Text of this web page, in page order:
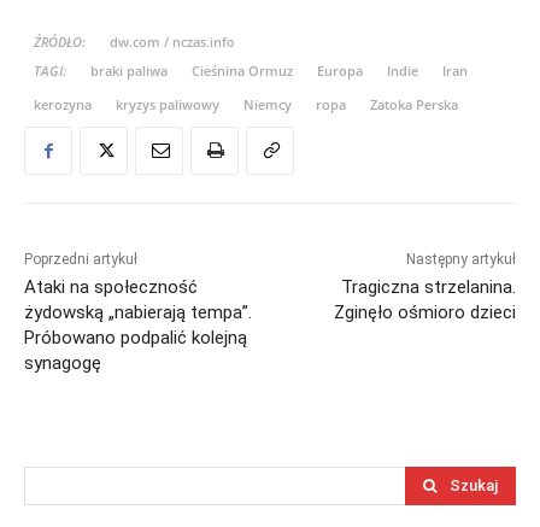
ŹRÓDŁO:
dw.com / nczas.info
TAGI:
braki paliwa Cieśnina Ormuz Europa Indie
Iran
kerozyna
kryzys paliwowy Niemcy ropa Zatoka Perska
Poprzedni artykuł
Ataki na społeczność
żydowską „nabierają tempa”.
Próbowano podpalić kolejną
synagogę
Następny artykuł
Tragiczna strzelanina.
Zginęło ośmioro dzieci
Szukaj